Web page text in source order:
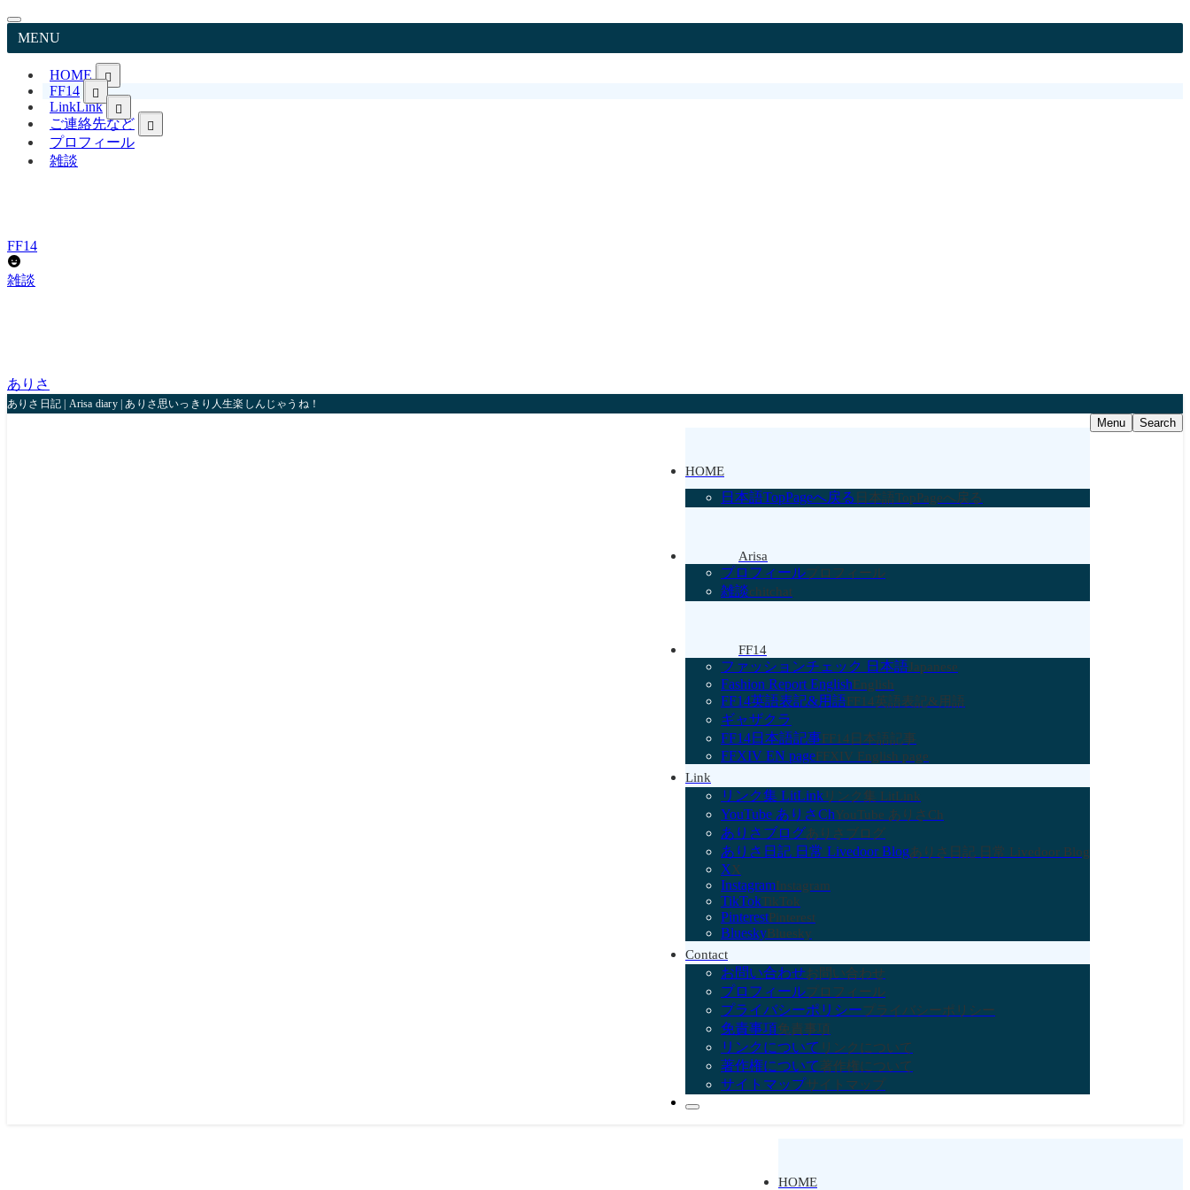
MENU
HOME
FF14
LinkLink
ご連絡先など
プロフィール
雑談
FF14
雑談
ありさ
ありさ日記 | Arisa diary | ありさ思いっきり人生楽しんじゃうね！
HOME
日本語TopPageへ戻る 日本語TopPageへ戻る
Arisa
プロフィールプロフィール
雑談chitchat
FF14
ファッションチェック 日本語Japanese
Fashion Report EnglishEnglish
FF14英語表記&用語FF14英語表記&用語
ギャザクラ
FF14日本語記事FF14日本語記事
FFXIV EN pageFFXIV English page
Link
リンク集 LitLink リンク集 LitLink
YouTube ありさChYouTube ありさCh
ありさブログありさブログ
ありさ日記 日常 Livedoor Blogありさ日記 日常 Livedoor Blog
XX
InstagramInstagram
TikTokTikTok
PinterestPinterest
BlueskyBluesky
Contact
お問い合わせお問い合わせ
プロフィールプロフィール
プライバシーポリシープライバシーポリシー
免責事項免責事項
リンクについて リンクについて
著作権について著作権について
サイトマップサイトマップ
Search
Menu
HOME